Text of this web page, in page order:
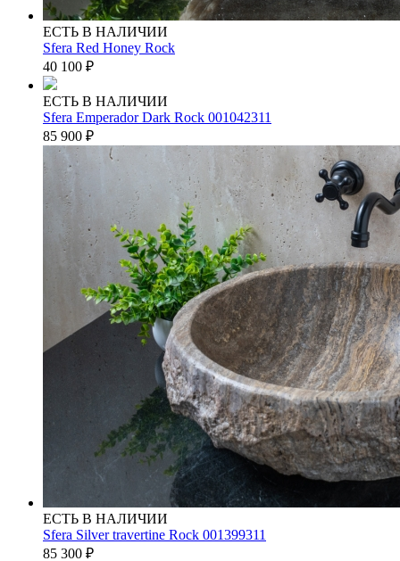
ЕСТЬ В НАЛИЧИИ
Sfera Red Honey Rock
40 100 ₽
ЕСТЬ В НАЛИЧИИ
Sfera Emperador Dark Rock 001042311
85 900 ₽
ЕСТЬ В НАЛИЧИИ
Sfera Silver travertine Rock 001399311
85 300 ₽